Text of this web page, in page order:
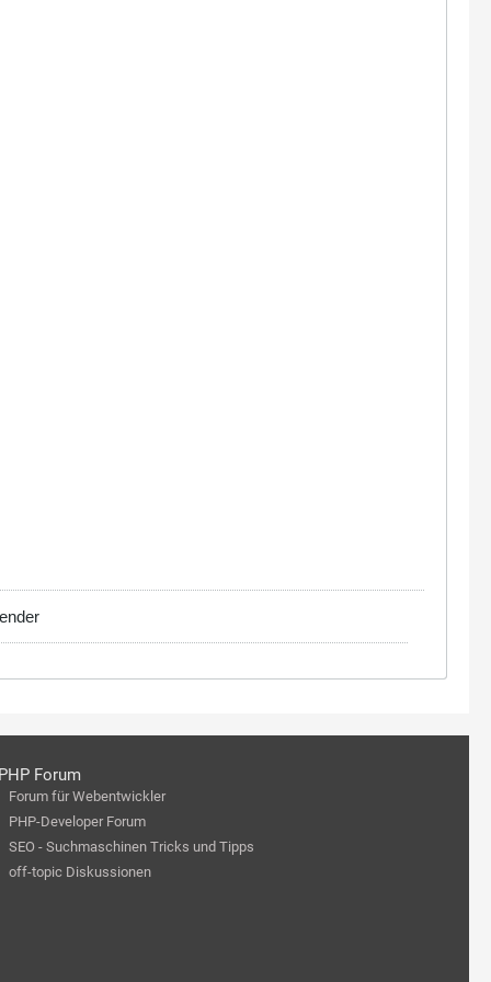
Forum
Forum für Webentwickler
PHP-Developer Forum
SEO - Suchmaschinen Tricks und Tipps
off-topic Diskussionen